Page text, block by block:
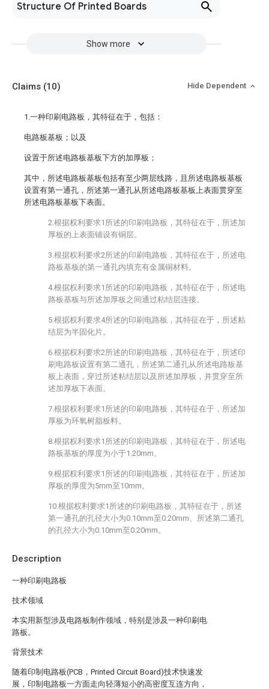
Structure Of Printed Boards
Show more
Description
一种印刷电路板
技术领域
本实用新型涉及电路板制作领域，特别是涉及一种印刷电
路板。
背景技术
随着印制电路板(PCB，Printed Circuit Board)技术快速发
展，印制电路板一方面走向轻薄短小的高密度互连方向，
Claims (10) Hide Dependent
1.一种印刷电路板，其特征在于，包括：
电路板基板；以及
设置于所述电路板基板下方的加厚板；
其中，所述电路板基板包括有至少两层线路，且所述电路板基板
设置有第一通孔，所述第一通孔从所述电路板基板上表面贯穿至
所述电路板基板下表面。
2.根据权利要求1所述的印刷电路板，其特征在于，所述加
厚板的上表面铺设有铜层。
3.根据权利要求2所述的印刷电路板，其特征在于，所述电
路板基板的第一通孔内填充有金属铜材料。
4.根据权利要求1所述的印刷电路板，其特征在于，所述电
路板基板与所述加厚板之间通过粘结层连接。
5.根据权利要求4所述的印刷电路板，其特征在于，所述粘
结层为半固化片。
6.根据权利要求2所述的印刷电路板，其特征在于，所述印
刷电路板设置有第二通孔，所述第二通孔从所述电路板基
板上表面，穿过所述粘结层以及所述加厚板，并贯穿至所
述加厚板下表面。
7.根据权利要求1所述的印刷电路板，其特征在于，所述加
厚板为环氧树脂板料。
8.根据权利要求1所述的印刷电路板，其特征在于，所述电
路板基板的厚度为小于1.20mm。
9.根据权利要求1所述的印刷电路板，其特征在于，所述加
厚板的厚度为5mm至10mm。
10.根据权利要求1所述的印刷电路板，其特征在于，所述
第一通孔的孔径大小为0.10mm至0.20mm、所述第二通孔
的孔径大小为0.10mm至0.20mm。